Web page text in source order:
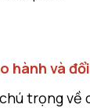
hành và
trọng về